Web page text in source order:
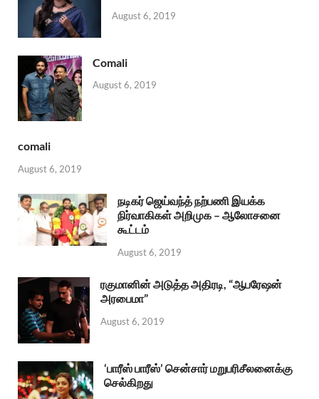
August 6, 2019
Comali
August 6, 2019
comali
August 6, 2019
நடிகர் ஜெய்வந்த் நற்பணி இயக்க
நிர்வாகிகள் அறிமுக – ஆலோசனை
கூட்டம்
August 6, 2019
ரகுமானின் அடுத்த அதிரடி, “ஆபரேஷன்
அரபைமா”
August 6, 2019
‘பாரீஸ் பாரீஸ்’ சென்சார் மறுபரிசீலனைக்கு
செல்கிறது